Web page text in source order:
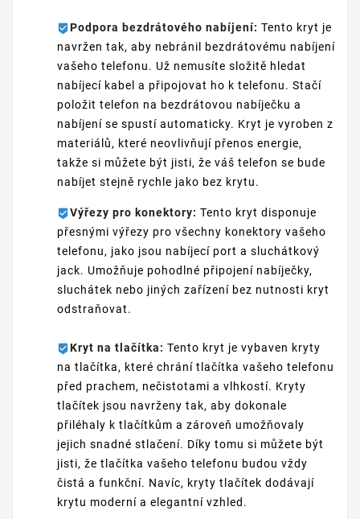
Podpora bezdrátového nabíjení: Tento kryt je
navržen tak, aby nebránil bezdrátovému nabíjení
vašeho telefonu. Už nemusíte složitě hledat
nabíjecí kabel a připojovat ho k telefonu. Stačí
položit telefon na bezdrátovou nabíječku a
nabíjení se spustí automaticky. Kryt je vyroben z
materiálů, které neovlivňují přenos energie,
takže si můžete být jisti, že váš telefon se bude
nabíjet stejně rychle jako bez krytu.
Výřezy pro konektory: Tento kryt disponuje
přesnými výřezy pro všechny konektory vašeho
telefonu, jako jsou nabíjecí port a sluchátkový
jack. Umožňuje pohodlné připojení nabíječky,
sluchátek nebo jiných zařízení bez nutnosti kryt
odstraňovat.
Kryt na tlačítka: Tento kryt je vybaven kryty
na tlačítka, které chrání tlačítka vašeho telefonu
před prachem, nečistotami a vlhkostí. Kryty
tlačítek jsou navrženy tak, aby dokonale
přiléhaly k tlačítkům a zároveň umožňovaly
jejich snadné stlačení. Díky tomu si můžete být
jisti, že tlačítka vašeho telefonu budou vždy
čistá a funkční. Navíc, kryty tlačítek dodávají
krytu moderní a elegantní vzhled.